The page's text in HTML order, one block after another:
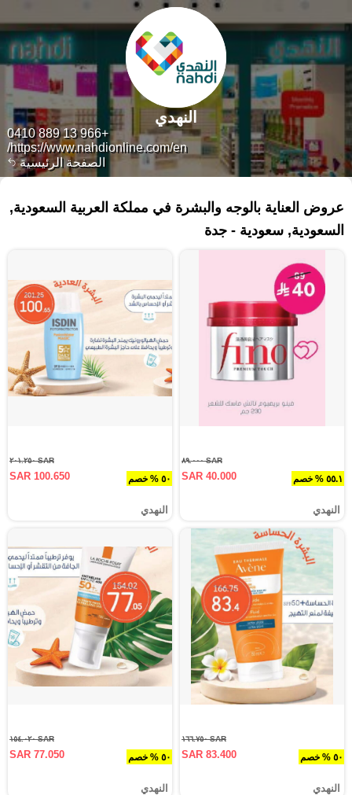
الصفحة الرئيسية
+966 13 889 0410
https://www.nahdionline.com/en/
النهدي
عروض العناية بالوجه والبشرة في مملكة العربية السعودية,
السعودية, سعودية - جدة
٥٥.١ % خصم
SAR ٨٩.٠٠٠
SAR 40.000
النهدي
٥٠ % خصم
SAR ٢٠١.٢٥٠
SAR 100.650
النهدي
٥٠ % خصم
SAR ١٦٦.٧٥٠
SAR 83.400
النهدي
٥٠ % خصم
SAR ١٥٤.٠٢٠
SAR 77.050
النهدي